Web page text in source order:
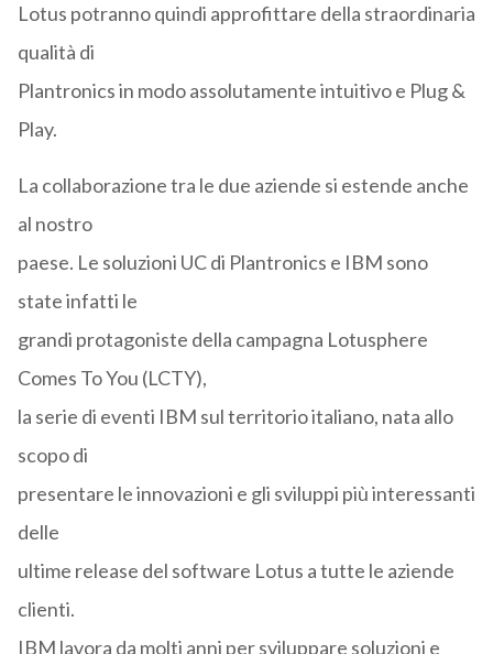
Lotus potranno quindi approfittare della straordinaria
qualità di
Plantronics in modo assolutamente intuitivo e Plug &
Play.
La collaborazione tra le due aziende si estende anche
al nostro
paese. Le soluzioni UC di Plantronics e IBM sono
state infatti le
grandi protagoniste della campagna Lotusphere
Comes To You (LCTY),
la serie di eventi IBM sul territorio italiano, nata allo
scopo di
presentare le innovazioni e gli sviluppi più interessanti
delle
ultime release del software Lotus a tutte le aziende
clienti.
IBM lavora da molti anni per sviluppare soluzioni e